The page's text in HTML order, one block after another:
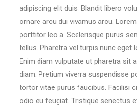
adipiscing elit duis. Blandit libero
ornare arcu dui vivamus arcu.
porttitor leo a. Scelerisque purus
tellus. Pharetra vel turpis nunc eget
Enim diam vulputate ut pharetra sit
diam. Pretium viverra suspendisse
tortor vitae purus faucibus. Facilisi
odio eu feugiat. Tristique senectus